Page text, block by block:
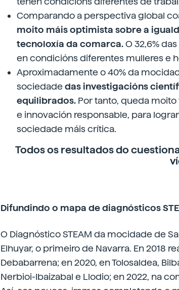
Comparando a perspectiva global
moito máis optimista sobre a
tecnoloxía da comarca.O 32,6%
en condicións diferentes mulleres e
Aproximadamente o 40% da
sociedade das investigacións
equilibrados. Por tanto, queda
e innovación responsable, para
sociedade máis crítica.
Todos os resultados do
Difundindo o mapa de diagnósticos
O Diagnóstico STEAM da mocidade de
Elhuyar, o primeiro de Navarra. En 2018
Debabarrena; en 2020, en Tolosaldea,
Nerbioi-Ibaizabal e Llodio; en 2022, na